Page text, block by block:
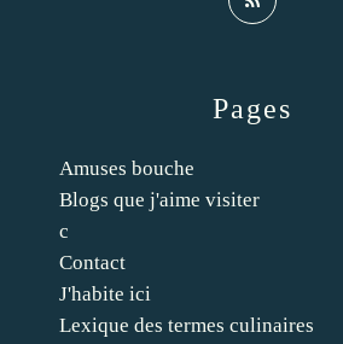
Pages
Amuses bouche
Blogs que j'aime visiter
c
Contact
J'habite ici
Lexique des termes culinaires